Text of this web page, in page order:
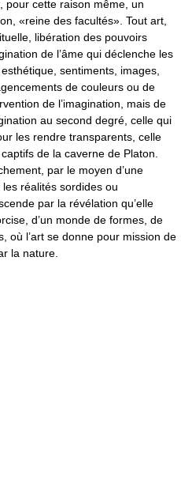
pour cette raison même, un
«reine des facultés». Tout art,
libération des pouvoirs
de l’âme qui déclenche les
sentiments, images,
de couleurs ou de
de l’imagination, mais de
au second degré, celle qui
les rendre transparents, celle
de la caverne de Platon.
par le moyen d’une
réalités sordides ou
par la révélation qu’elle
d’un monde de formes, de
où l’art se donne pour mission de
la nature.